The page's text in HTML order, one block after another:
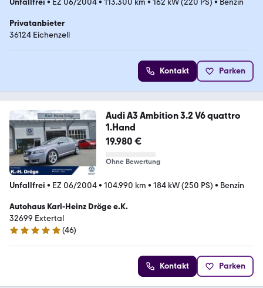
Privatanbieter
36124 Eichenzell
Kontakt Parken
Audi A3 Ambition 3.2 V6 quattro
1.Hand
19.980 €
Ohne Bewertung
Unfallfrei • EZ 06/2004• 104.990 km • 184 kW (250 PS) • Benzin
Autohaus Karl-Heinz Dröge e.K.
32699 Extertal
5 Sterne
(46)
Kontakt Parken